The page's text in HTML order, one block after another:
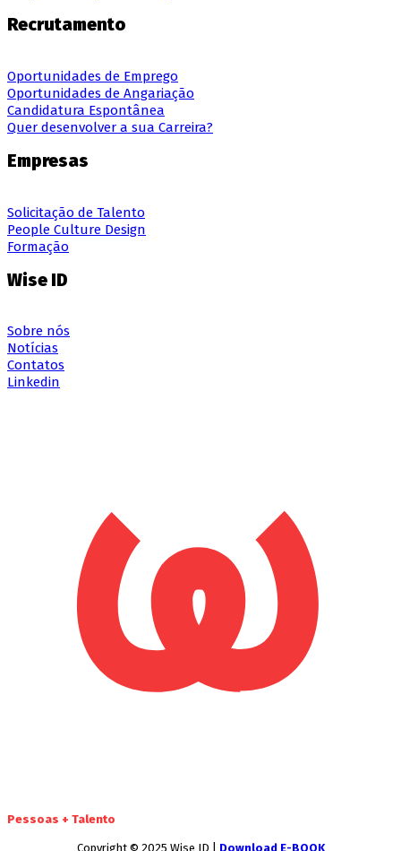
Recrutamento
Oportunidades de Emprego
Oportunidades de Angariação
Candidatura Espontânea
Quer desenvolver a sua Carreira?
Empresas
Solicitação de Talento
People Culture Design
Formação
Wise ID
Sobre nós
Notícias
Contatos
Linkedin
Pessoas + Talento
Copyright © 2025 Wise ID | Download E-BOOK